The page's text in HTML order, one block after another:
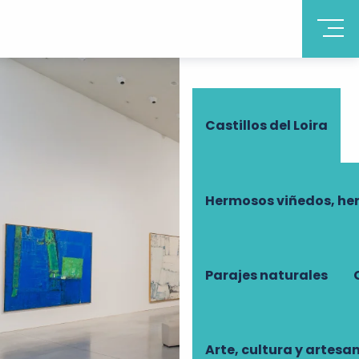
Descubrir Touraine
Castillos del Loira
Hermosos viñedos,
Parajes naturales
Arte, cultura y